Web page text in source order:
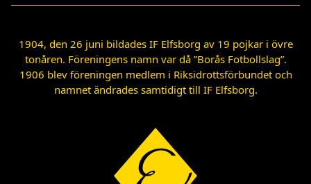
1904, den 26 juni bildades IF Elfsborg av 19 pojkar i övre
tonåren. Föreningens namn var då ”Borås Fotbollslag”.
1906 blev föreningen medlem i Riksidrottsförbundet och
namnet ändrades samtidigt till IF Elfsborg.